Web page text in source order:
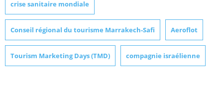
crise sanitaire mondiale
Conseil régional du tourisme Marrakech-Safi Aeroflot
Tourism Marketing Days (TMD) compagnie israélienne